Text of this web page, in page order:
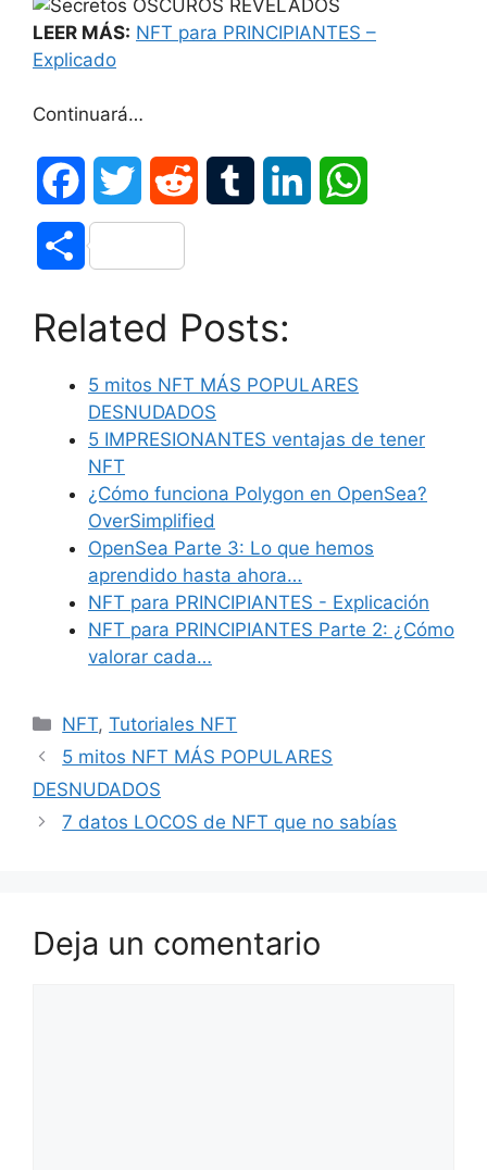
LEER MÁS: NFT para PRINCIPIANTES –
Explicado
Continuará…
a
c
e
o
o
k
w
i
t
e
d
t
b
C
m
p
a
t
i
r
Related Posts:
5 mitos NFT MÁS POPULARES
DESNUDADOS
5 IMPRESIONANTES ventajas de tener
NFT
¿Cómo funciona Polygon en OpenSea?
OverSimplified
OpenSea Parte 3: Lo que hemos
aprendido hasta ahora…
NFT para PRINCIPIANTES - Explicación
NFT para PRINCIPIANTES Parte 2: ¿Cómo
valorar cada…
NFT,Tutoriales NFT
5 mitos NFT MÁS POPULARES
DESNUDADOS
7 datos LOCOS de NFT que no sabías
Deja un comentario